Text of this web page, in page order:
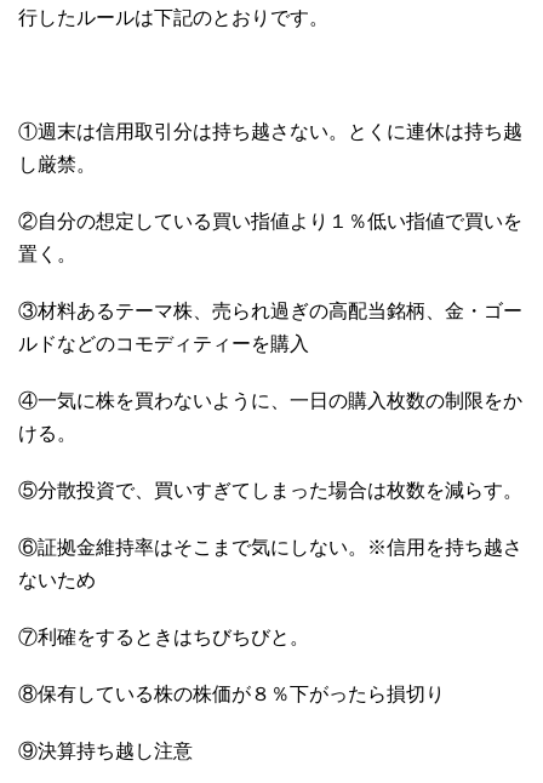
行したルールは下記のとおりです。
①週末は信用取引分は持ち越さない。とくに連休は持ち越
し厳禁。
②自分の想定している買い指値より１％低い指値で買いを
置く。
③材料あるテーマ株、売られ過ぎの高配当銘柄、金・ゴー
ルドなどのコモディティーを購入
④一気に株を買わないように、一日の購入枚数の制限をか
ける。
⑤分散投資で、買いすぎてしまった場合は枚数を減らす。
⑥証拠金維持率はそこまで気にしない。※信用を持ち越さ
ないため
⑦利確をするときはちびちびと。
⑧保有している株の株価が８％下がったら損切り
⑨決算持ち越し注意